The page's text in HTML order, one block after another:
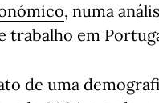
, numa
trabalho em
de uma